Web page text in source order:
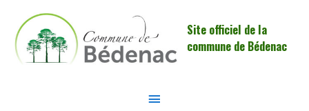
Site officiel de la
commune de Bédenac
MENU